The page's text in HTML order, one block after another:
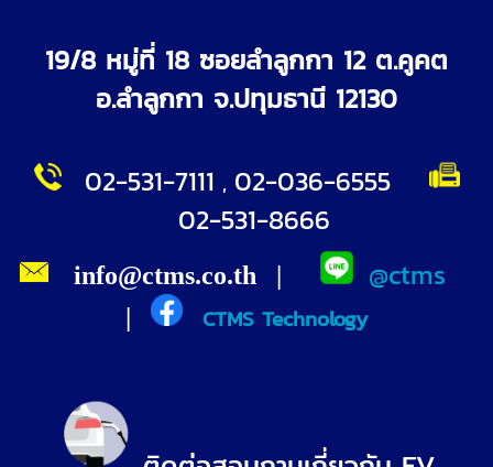
19/8 หมู่ที่ 18 ซอยลำลูกกา 12 ต.คูคต
อ.ลำลูกกา จ.ปทุมธานี 12130
02-531-7111 , 02-036-6555
02-531-8666
info@ctms.co.th | @ctms
| CTMS Technology